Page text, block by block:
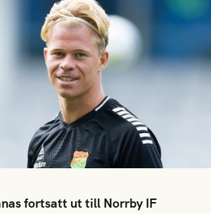
fortsatt ut till Norrby IF